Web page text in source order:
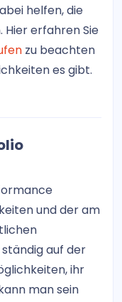
helfen, die
erfahren Sie
zu beachten
es gibt.
und der am
auf der
ihr
man sein